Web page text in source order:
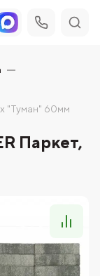
"Туман" 60мм
Паркет,